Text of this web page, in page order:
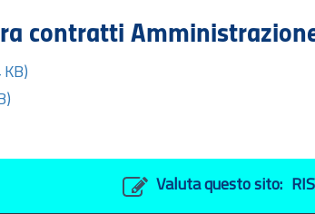
contratti
Valuta questo sito: